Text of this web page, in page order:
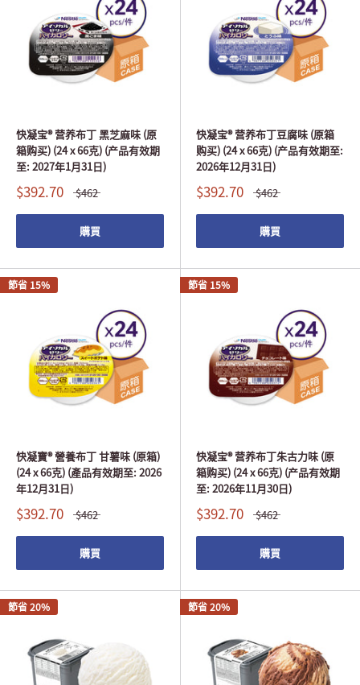
快凝宝® 营养布丁 黑芝麻味 (原
箱购买) (24 x 66克) (产品有效期
至: 2027年1月31日)
$392.70 $462
購買
快凝宝® 营养布丁豆腐味 (原箱
购买) (24 x 66克) (产品有效期至:
2026年12月31日)
$392.70 $462
購買
節省 15%
快凝寶® 營養布丁 甘薯味 (原箱)
(24 x 66克) (產品有效期至: 2026
年12月31日)
$392.70 $462
購買
節省 15%
快凝宝® 营养布丁朱古力味 (原
箱购买) (24 x 66克) (产品有效期
至: 2026年11月30日)
$392.70 $462
購買
節省 20% 節省 20%